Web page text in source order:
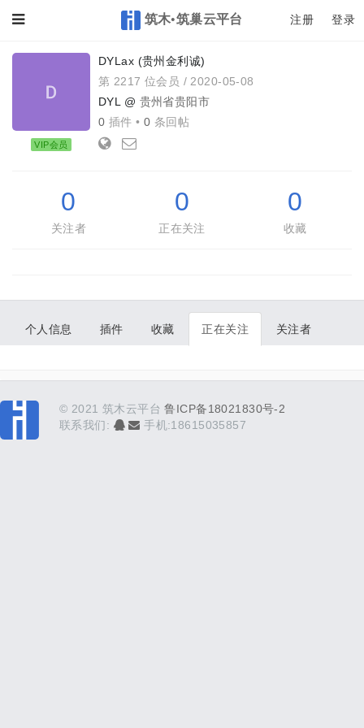
Toggle 筑木•筑巢云平台 注册 登录
VIP会员
DYLax (贵州金利诚)
第 2217 位会员 / 2020-05-08
DYL @ 贵州省贵阳市
0 插件 • 0 条回帖
0
关注者
0
正在关注
0
收藏
个人信息 插件 收藏 正在关注 关注者
© 2021 筑木云平台鲁ICP备18021830号-2
联系我们:
手机:18615035857